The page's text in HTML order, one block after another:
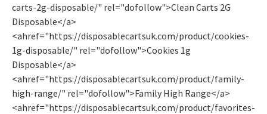
carts-2g-disposable/" rel="dofollow">Clean Carts 2G
Disposable</a>
<ahref="https://disposablecartsuk.com/product/cookies-
1g-disposable/" rel="dofollow">Cookies 1g
Disposable</a>
<ahref="https://disposablecartsuk.com/product/family-
high-range/" rel="dofollow">Family High Range</a>
<ahref="https://disposablecartsuk.com/product/favorites-